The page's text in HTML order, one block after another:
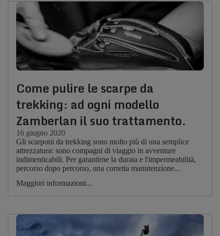
Come pulire le scarpe da
trekking: ad ogni modello
Zamberlan il suo trattamento.
16 giugno 2020
Gli scarponi da trekking sono molto più di una semplice
attrezzatura: sono compagni di viaggio in avventure
indimenticabili. Per garantirne la durata e l'impermeabilità,
percorso dopo percorso, una corretta manutenzione...
Maggiori informazioni...